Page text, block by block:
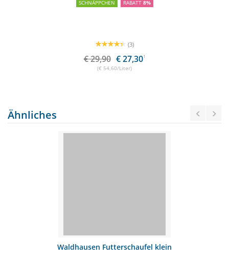
SCHNÄPPCHEN RABATT 8%
(3)
€ 29,90 € 27,301
(€ 54,60/Liter)
Ähnliches
Waldhausen Futterschaufel klein